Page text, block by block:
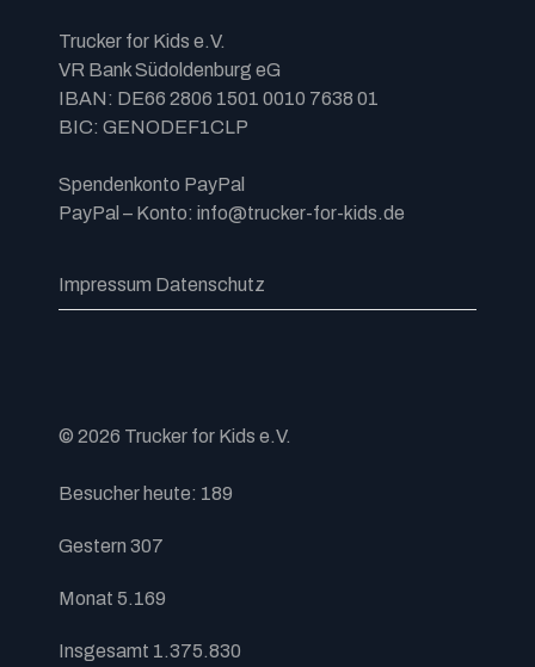
Trucker for Kids e.V.
VR Bank Südoldenburg eG
IBAN: DE66 2806 1501 0010 7638 01
BIC: GENODEF1CLP
Spendenkonto PayPal
PayPal – Konto: info@trucker-for-kids.de
Impressum Datenschutz
© 2026 Trucker for Kids e.V.
Besucher heute: 189
Gestern 307
Monat 5.169
Insgesamt 1.375.830